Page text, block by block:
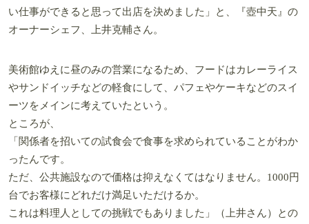
い仕事ができると思って出店を決めました」と、『壺中天』の
オーナーシェフ、上井克輔さん。
美術館ゆえに昼のみの営業になるため、フードはカレーライス
やサンドイッチなどの軽食にして、パフェやケーキなどのスイ
ーツをメインに考えていたという。
ところが、
「関係者を招いての試食会で食事を求められていることがわか
ったんです。
ただ、公共施設なので価格は抑えなくてはなりません。1000円
台でお客様にどれだけ満足いただけるか。
これは料理人としての挑戦でもありました」（上井さん）との